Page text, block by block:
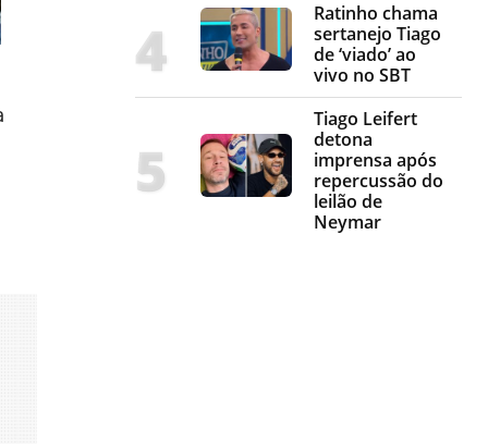
Ratinho chama
sertanejo Tiago
de ‘viado’ ao
vivo no SBT
Tiago Leifert
detona
imprensa após
repercussão do
leilão de
Neymar